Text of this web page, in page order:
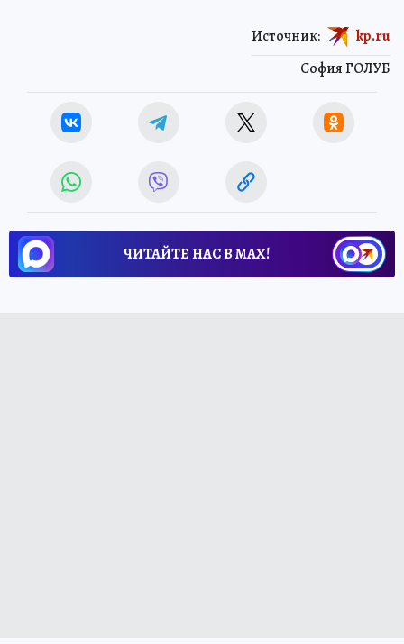
София ГОЛУБ
Источник: kp.ru
ЧИТАЙТЕ НАС В МАХ!